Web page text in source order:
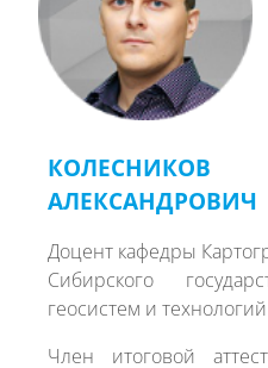
АЛЕКСАНДРОВИЧ
Доцент кафедры Картог
Сибирского
геосистем и технологий
Член итоговой